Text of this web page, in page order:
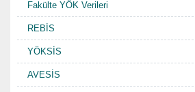
Fakülte YÖK Verileri
REBİS
YÖKSİS
AVESİS